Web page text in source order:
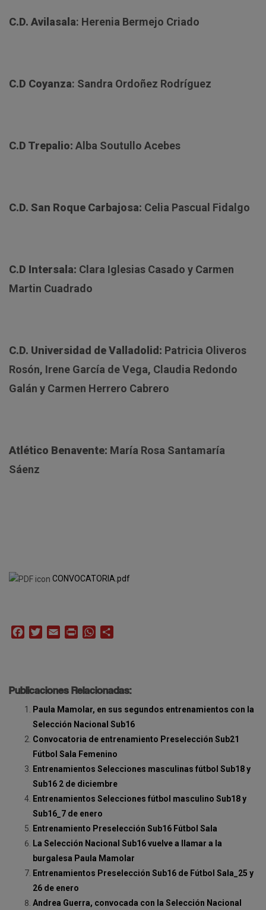
C.D. Avilasala: Herenia Bermejo Criado
C.D Coyanza: Sandra Ordoñez Rodríguez
C.D Trepalio: Alba Soutullo Acebes
C.D. San Roque Carbajosa: Celia Pascual Fidalgo
C.D Intersala: Clara Iglesias Casado y Carmen
Martin Cuadrado
C.D. Universidad de Valladolid: Patricia Oliveros
Rosón, Irene García de Vega, Claudia Redondo
Galán y Carmen Herrero Cabrero
Atlético Benavente: María Rosa Santamaría
Sáenz
CONVOCATORIA.pdf
FacebookTwitterEmail Print WhatsApp
Publicaciones Relacionadas:
Paula Mamolar, en sus segundos entrenamientos con la
Selección Nacional Sub16
Convocatoria de entrenamiento Preselección Sub21
Fútbol Sala Femenino
Entrenamientos Selecciones masculinas fútbol Sub18 y
Sub16 2 de diciembre
Entrenamientos Selecciones fútbol masculino Sub18 y
Sub16_7 de enero
Entrenamiento Preselección Sub16 Fútbol Sala
La Selección Nacional Sub16 vuelve a llamar a la
burgalesa Paula Mamolar
Entrenamientos Preselección Sub16 de Fútbol Sala_25 y
26 de enero
Andrea Guerra, convocada con la Selección Nacional